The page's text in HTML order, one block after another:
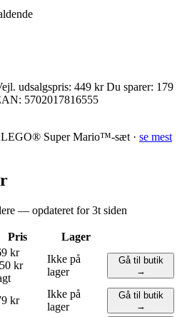
udsalgspris: 449 kr Du sparer: 179
5702017816555
LEGO® Super Mario™-sæt · se mest
— opdateret for 3t siden
Pris
Lager
kr
kr
Ikke på
lager
Gå til butik
→
kr
Ikke på
lager
Gå til butik
→